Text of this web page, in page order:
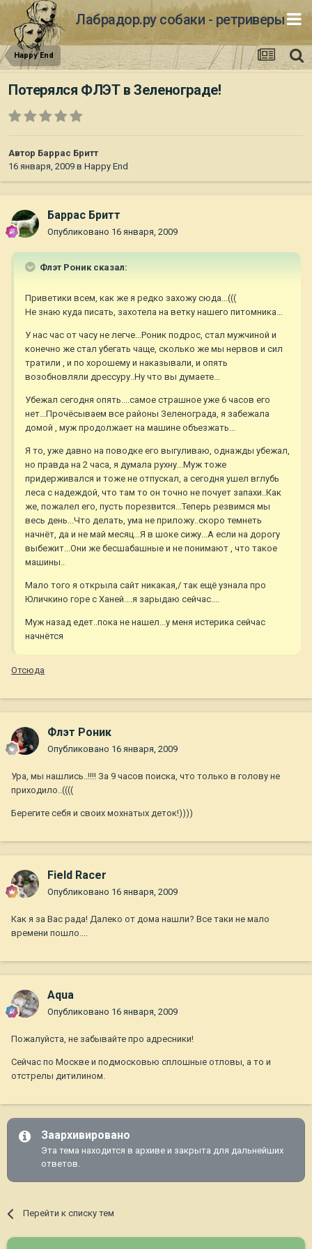
Лабрадор.ру собаки - ретриверы
Happy End
Потерялся ФЛЭТ в Зеленограде!
Автор Баррас Бритт
16 января, 2009 в Happy End
Баррас Бритт
Опубликовано 16 января, 2009
Флэт Роник сказал:
Приветики всем, как же я редко захожу сюда...(((
Не знаю куда писать, захотела на ветку нашего питомника...
У нас час от часу не легче...Роник подрос, стал мужчиной и
конечно же стал убегать чаще, сколько же мы нервов и сил
тратили , и по хорошему и наказывали, и опять
возобновляли дрессуру..Ну что вы думаете...
Убежал сегодня опять....самое страшное уже 6 часов его
нет...Прочёсываем все районы Зеленограда, я забежала
домой , муж продолжает на машине объезжать...
Я то, уже давно на поводке его выгуливаю, однажды убежал,
но правда на 2 часа, я думала рухну...Муж тоже
придерживался и тоже не отпускал, а сегодня ушел вглубь
леса с надеждой, что там то он точно не почует запахи..Как
же, пожалел его, пусть порезвится...Теперь резвимся мы
весь день...Что делать, ума не приложу..скоро темнеть
начнёт, да и не май месяц...Я в шоке сижу...А если на дорогу
выбежит...Они же бесшабашные и не понимают , что такое
машины..
Мало того я открыла сайт никакая,/ так ещё узнала про
Юличкино горе с Ханей....я зарыдаю сейчас....
Муж назад едет..пока не нашел...у меня истерика сейчас
начнётся
Отсюда
Флэт Роник
Опубликовано 16 января, 2009
Ура, мы нашлись..!!!! За 9 часов поиска, что только в голову не
приходило..((((
Берегите себя и своих мохнатых деток!))))
Field Racer
Опубликовано 16 января, 2009
Как я за Вас рада! Далеко от дома нашли? Все таки не мало
времени пошло....
Aqua
Опубликовано 16 января, 2009
Пожалуйста, не забывайте про адресники!
Сейчас по Москве и подмосковью сплошные отловы, а то и
отстрелы дитилином.
Заархивировано
Эта тема находится в архиве и закрыта для дальнейших
ответов.
Перейти к списку тем